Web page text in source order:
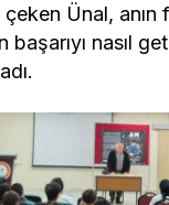
Ünal, anın
başarıyı nasıl